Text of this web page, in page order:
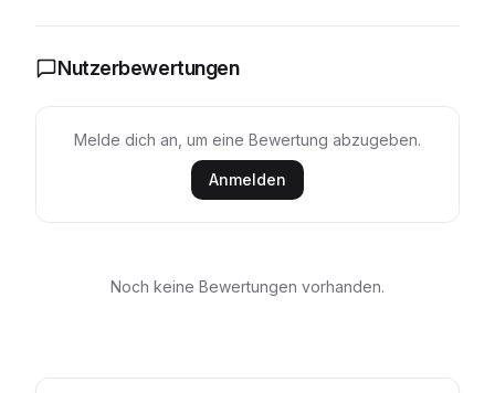
Nutzerbewertungen
Melde dich an, um eine Bewertung abzugeben.
Anmelden
Noch keine Bewertungen vorhanden.